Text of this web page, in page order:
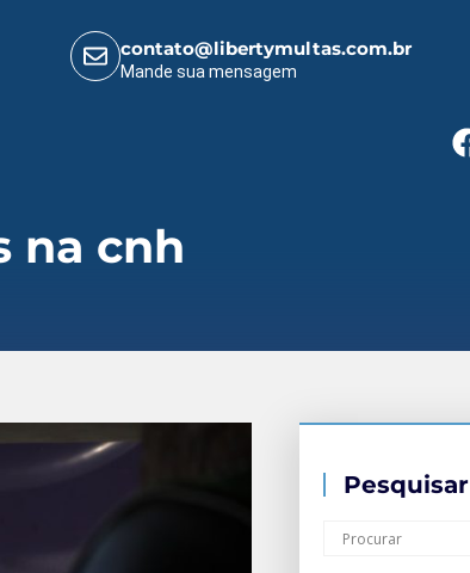
contato@libertymultas.com.br
Mande sua mensagem
na cnh
Pesquisar